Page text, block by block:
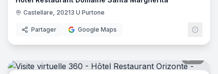
Castellare, 20213 U Purtone
Partager Google Maps